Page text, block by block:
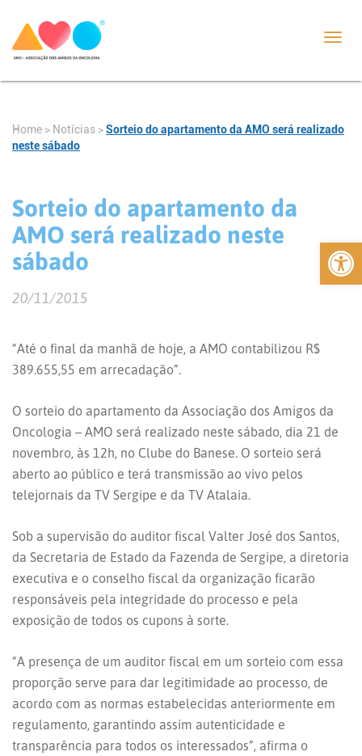
Abrir
Home > Notícias >Sorteio do apartamento da AMO será realizado
neste sábado
Sorteio do apartamento da
AMO será realizado neste
sábado
20/11/2015
“Até o final da manhã de hoje, a AMO contabilizou R$
389.655,55 em arrecadação”.
O sorteio do apartamento da Associação dos Amigos da
Oncologia – AMO será realizado neste sábado, dia 21 de
novembro, às 12h, no Clube do Banese. O sorteio será
aberto ao público e terá transmissão ao vivo pelos
telejornais da TV Sergipe e da TV Atalaia.
Sob a supervisão do auditor fiscal Valter José dos Santos,
da Secretaria de Estado da Fazenda de Sergipe, a diretoria
executiva e o conselho fiscal da organização ficarão
responsáveis pela integridade do processo e pela
exposição de todos os cupons à sorte.
“A presença de um auditor fiscal em um sorteio com essa
proporção serve para dar legitimidade ao processo, de
acordo com as normas estabelecidas anteriormente em
regulamento, garantindo assim autenticidade e
transparência para todos os interessados”, afirma o